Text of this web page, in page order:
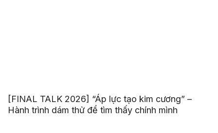
[FINAL TALK 2026] “Áp lực tạo kim cương” –
Hành trình dám thử để tìm thấy chính mình